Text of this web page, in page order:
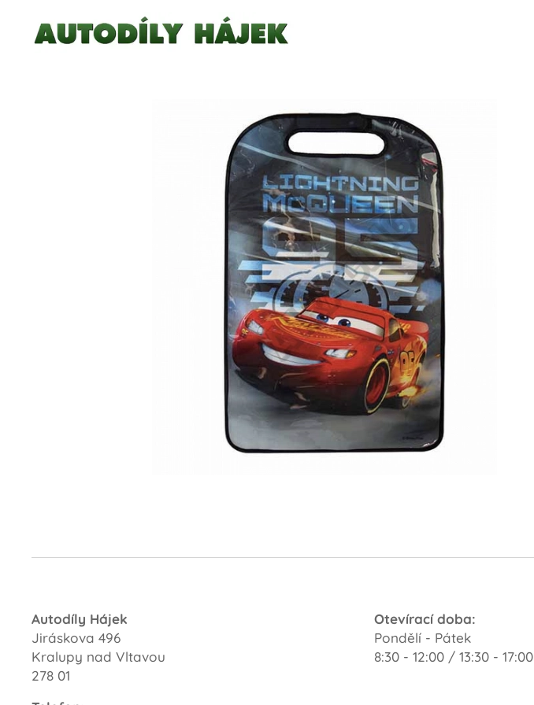
Autodíly Hájek
Jiráskova 496
Kralupy nad Vltavou
278 01
Otevírací doba:
Pondělí - Pátek
8:30 - 12:00 / 13:30 - 17:00